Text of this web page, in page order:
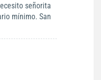
señorita
mínimo. San